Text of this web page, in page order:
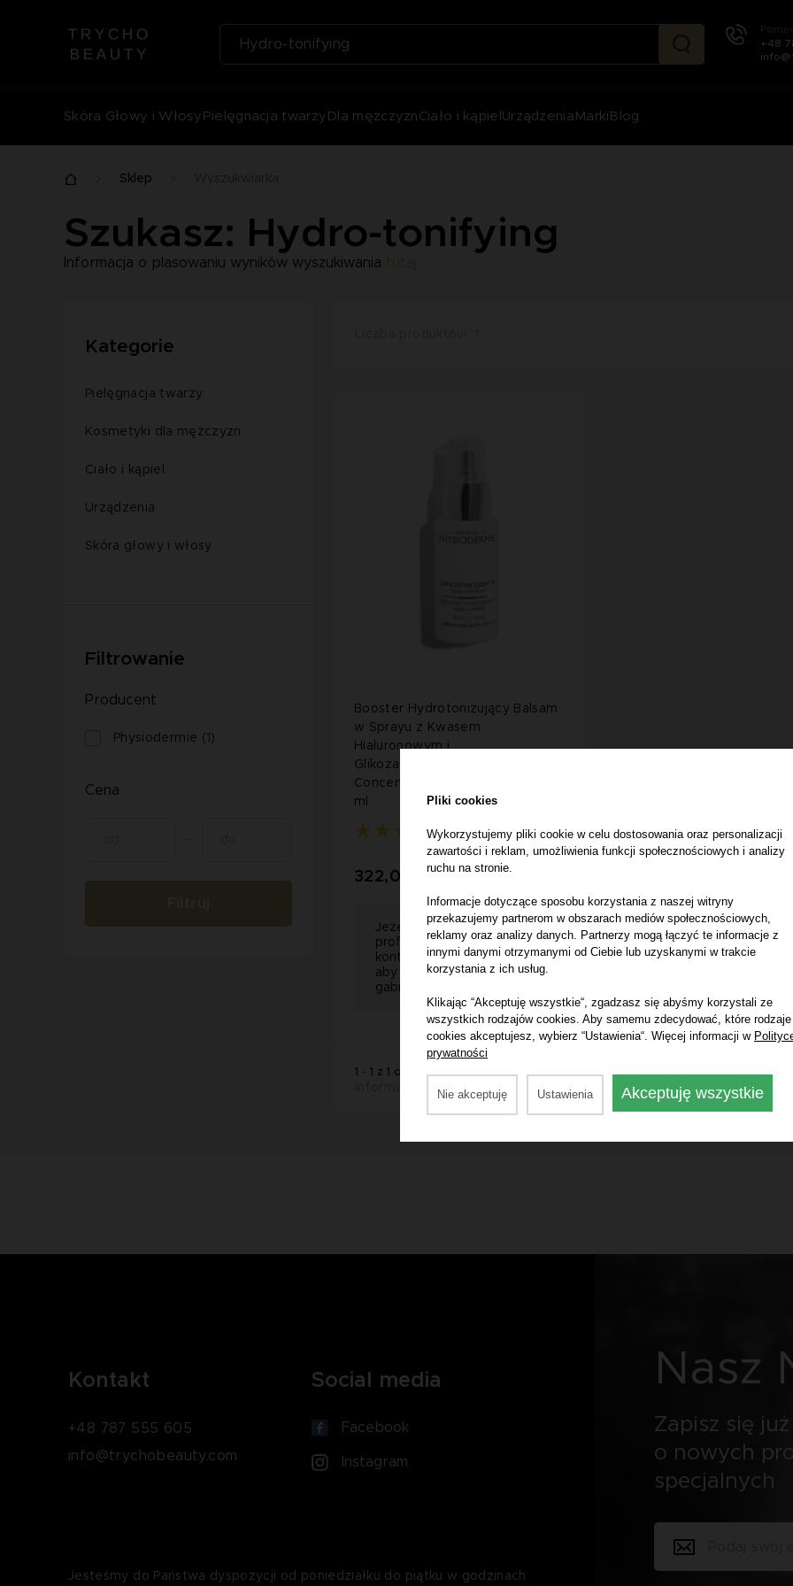
+48
Skóra Głowy i Włosy Pielęgnacja twarzy Dla mężczyzn Ciało i kąpiel Urządzenia Marki Blog
Sklep
Szukasz: Hydro-tonifying
Informacja o plasowaniu wyników wyszukiwania
Kategorie
Pielęgnacja twarzy
Kosmetyki dla mężczyzn
Ciało i kąpiel
Urządzenia
Skóra głowy i włosy
Filtrowanie
Producent
Physiodermie (1)
Cena
Booster Hydrotonizujący Balsam
w Sprayu z Kwasem
Hialuronowym i
Glikozaminoglikanami / Essential
Concentrate Hydro-tonifying 50
ml
(1)
322,00 zł
Jeżeli jesteś klientem
profesjonalnym, zarejestruj
konto firmowe i zaloguj się,
aby poznać cenę dla
gabinetów.
1 - 1 z 1 ofert
Informacja o plasowaniu wyników wyszukiwaniatutaj
Kontakt
+48 787 555 605
info@trychobeauty.com
Social media
Facebook
Instagram
Jesteśmy do Państwa dyspozycji od poniedziałku do piątku w godzinach
Nasz
Zapisz się
o nowych
specjalnych
Pliki cookies
Wykorzystujemy pliki cookie w celu dostosowania oraz personalizacji
zawartości i reklam, umożliwienia funkcji społecznościowych i analizy
ruchu na stronie.
Informacje dotyczące sposobu korzystania z naszej witryny
przekazujemy partnerom w obszarach mediów społecznościowych,
reklamy oraz analizy danych. Partnerzy mogą łączyć te informacje z
innymi danymi otrzymanymi od Ciebie lub uzyskanymi w trakcie
korzystania z ich usług.
Klikając “Akceptuję wszystkie“, zgadzasz się abyśmy korzystali ze
wszystkich rodzajów cookies. Aby samemu zdecydować, które rodzaje
cookies akceptujesz, wybierz “Ustawienia“. Więcej informacji w
prywatności
Nie akceptuję Ustawienia Akceptuję wszystkie